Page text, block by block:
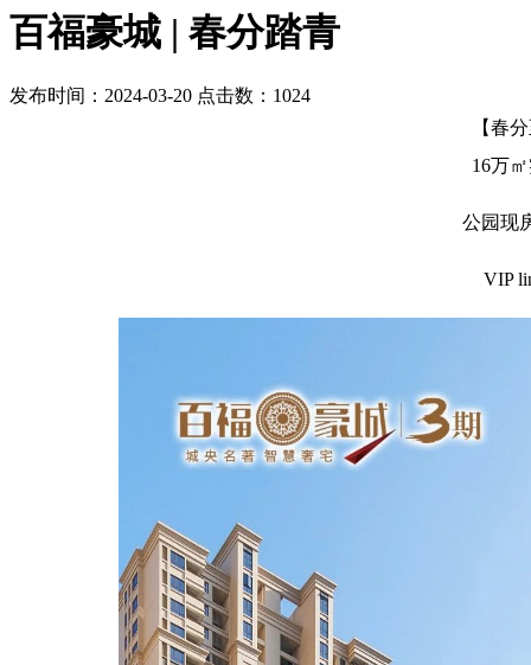
百福豪城 | 春分踏青
发布时间：2024-03-20 点击数：1024
【春
16万
公园现
VIP